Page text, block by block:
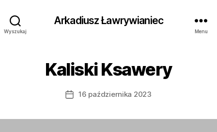
Wyszukaj
Arkadiusz Ławrywianiec
Menu
Kaliski Ksawery
Data16 października 2023